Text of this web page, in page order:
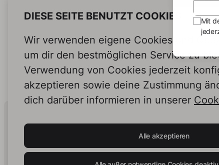
DIESE SEITE BENUTZT COOKIES
Wir verwenden eigene Cookies und
um dir den bestmöglichen Service zu
Verwendung von Cookies jederzeit
akzeptieren sowie deine Zustimmung
dich darüber informieren in unserer
Alle akzeptieren
Human Intelligence.
In Print.
Mit